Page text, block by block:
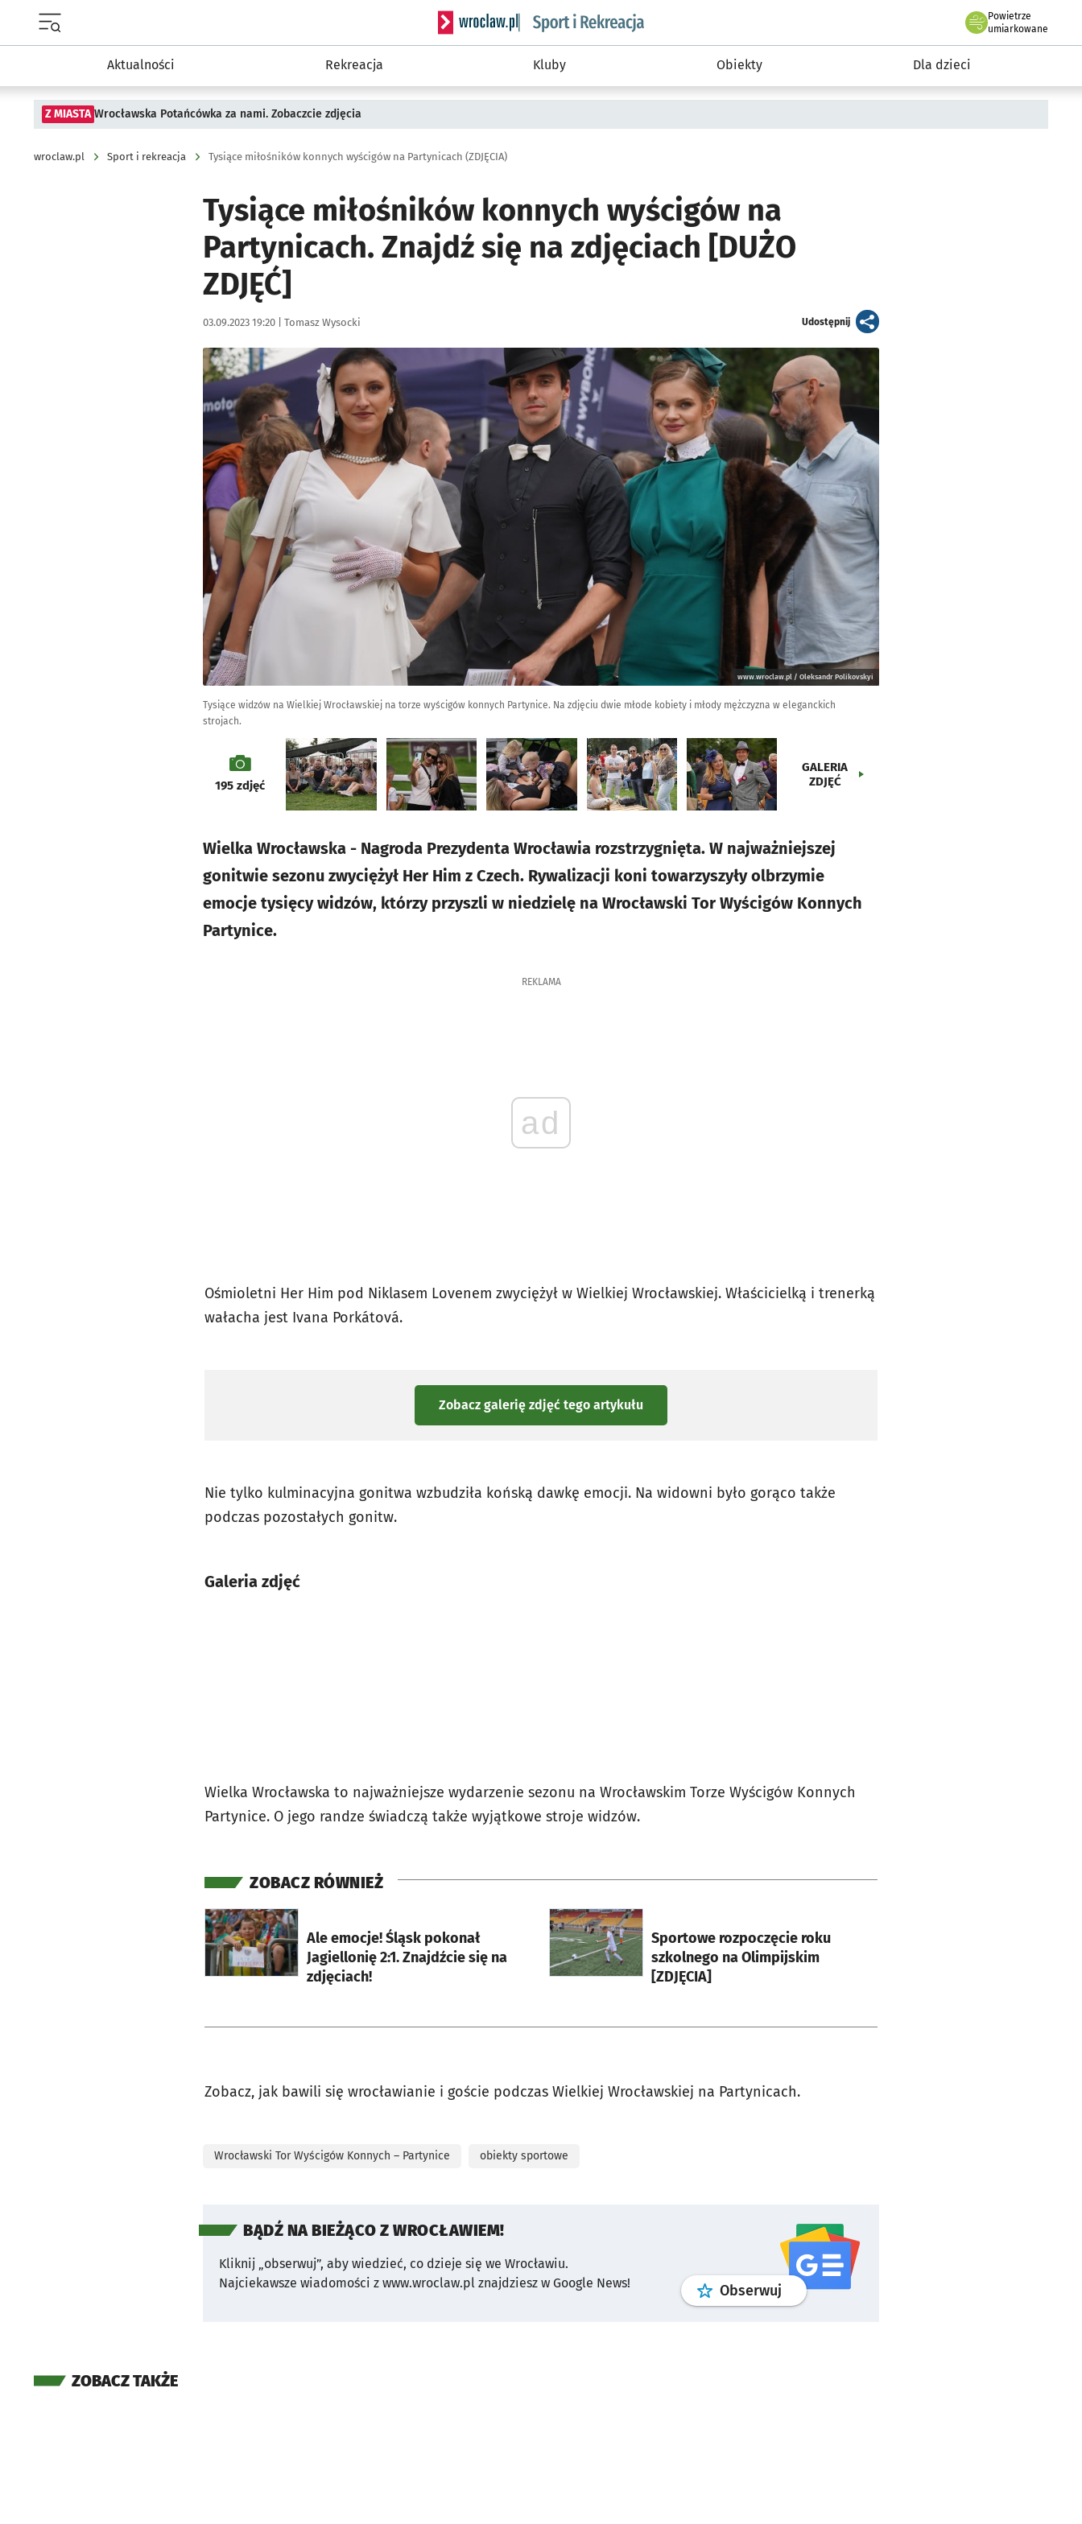
Serwis informacyjny wroclaw.pl podserwis: Sport i rekreacja
Powietrze
we Wrocławiu
umiarkowane
Aktualności Rekreacja Kluby Obiekty Dla dzieci
Z MIASTA Wrocławska Potańcówka za nami. Zobaczcie zdjęcia
wroclaw.pl Sport i rekreacja Tysiące miłośników konnych wyścigów na Partynicach (ZDJĘCIA)
Tysiące miłośników konnych wyścigów na
Partynicach. Znajdź się na zdjęciach [DUŻO
ZDJĘĆ]
Data publikacji:
03.09.2023 19:20 | Autor:
Tomasz Wysocki Udostępnijartykuł
Kliknij, aby zobaczyć galerię
www.wroclaw.pl / Oleksandr Polikovskyi
Tysiące widzów na Wielkiej Wrocławskiej na torze wyścigów konnych Partynice. Na zdjęciu dwie młode kobiety i młody mężczyzna w eleganckich
strojach.
galeria
195zdjęć
GALERIA
ZDJĘĆ
Wielka Wrocławska - Nagroda Prezydenta Wrocławia rozstrzygnięta. W najważniejszej
gonitwie sezonu zwyciężył Her Him z Czech. Rywalizacji koni towarzyszyły olbrzymie
emocje tysięcy widzów, którzy przyszli w niedzielę na Wrocławski Tor Wyścigów Konnych
Partynice.
REKLAMA
ad
Ośmioletni Her Him pod Niklasem Lovenem zwyciężył w Wielkiej Wrocławskiej. Właścicielką i trenerką
wałacha jest Ivana Porkátová.
Zobacz galerię zdjęć tego artykułu
Nie tylko kulminacyjna gonitwa wzbudziła końską dawkę emocji. Na widowni było gorąco także
podczas pozostałych gonitw.
Galeria zdjęć
Wielka Wrocławska to najważniejsze wydarzenie sezonu na Wrocławskim Torze Wyścigów Konnych
Partynice. O jego randze świadczą także wyjątkowe stroje widzów.
ZOBACZ RÓWNIEŻ
Ale emocje! Śląsk pokonał
Jagiellonię 2:1. Znajdźcie się na
zdjęciach!
otworzy się w nowej karcie
Sportowe rozpoczęcie roku
szkolnego na Olimpijskim
[ZDJĘCIA]
otworzy się w nowej karcie
Zobacz, jak bawili się wrocławianie i goście podczas Wielkiej Wrocławskiej na Partynicach.
Wrocławski Tor Wyścigów Konnych – Partynice obiekty sportowe
BĄDŹ NA BIEŻĄCO Z WROCŁAWIEM!
Kliknij „obserwuj”, aby wiedzieć, co dzieje się we Wrocławiu.
Najciekawsze wiadomości z www.wroclaw.pl znajdziesz w Google News!
Obserwuj profilgoogle news
ZOBACZ TAKŻE